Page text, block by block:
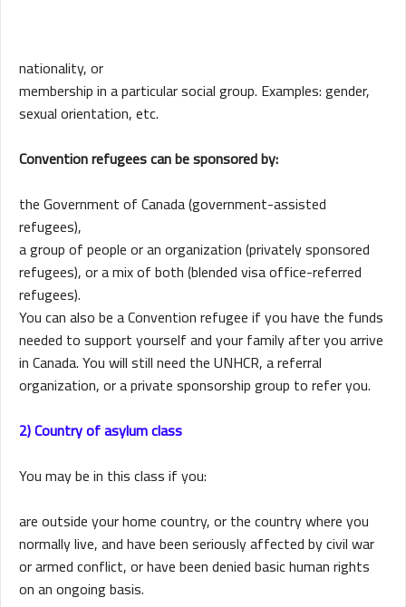
nationality, or
membership in a particular social group. Examples: gender,
sexual orientation, etc.
Convention refugees can be sponsored by:
the Government of Canada (government-assisted
refugees),
a group of people or an organization (privately sponsored
refugees), ora mix of both (blended visa office-referred
refugees).
You can also be a Convention refugee if you have the funds
needed to support yourself and your family after you arrive
in Canada. You will still need the UNHCR, a referral
organization, or a private sponsorship group to refer you.
2) Country of asylum class
You may be in this class if you:
are outside your home country, or the country where you
normally live, andhave been seriously affected by civil war
or armed conflict, orhave been denied basic human rights
on an ongoing basis.